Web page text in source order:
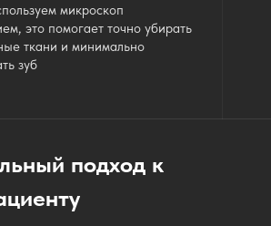
микроскоп
это помогает точно убирать
ткани и минимально
зуб
подход к